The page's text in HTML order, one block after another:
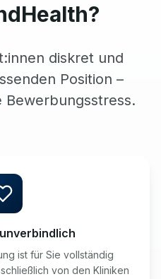
diskret und
Position –
Bewerbungsstress.
ist für Sie vollständig
von den Kliniken